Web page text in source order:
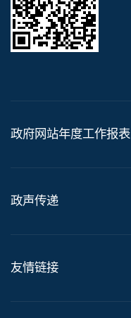
政府网站年度工作报表
政声传递
友情链接